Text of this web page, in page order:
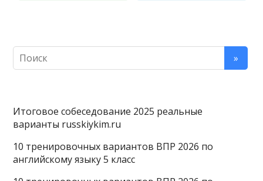
Итоговое собеседование 2025 реальные
варианты russkiykim.ru
10 тренировочных вариантов ВПР 2026 по
английскому языку 5 класс